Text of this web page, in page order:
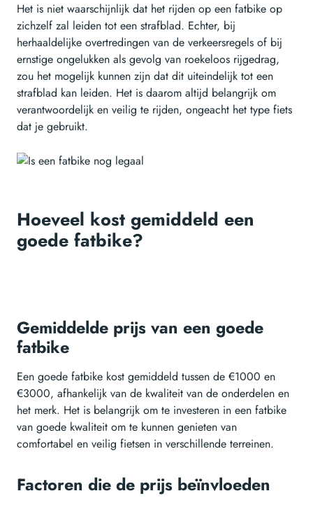
Het is niet waarschijnlijk dat het rijden op een fatbike op
zichzelf zal leiden tot een strafblad. Echter, bij
herhaaldelijke overtredingen van de verkeersregels of bij
ernstige ongelukken als gevolg van roekeloos rijgedrag,
zou het mogelijk kunnen zijn dat dit uiteindelijk tot een
strafblad kan leiden. Het is daarom altijd belangrijk om
verantwoordelijk en veilig te rijden, ongeacht het type fiets
dat je gebruikt.
Hoeveel kost gemiddeld een
goede fatbike?
Gemiddelde prijs van een goede
fatbike
Een goede fatbike kost gemiddeld tussen de €1000 en
€3000, afhankelijk van de kwaliteit van de onderdelen en
het merk. Het is belangrijk om te investeren in een fatbike
van goede kwaliteit om te kunnen genieten van
comfortabel en veilig fietsen in verschillende terreinen.
Factoren die de prijs beïnvloeden